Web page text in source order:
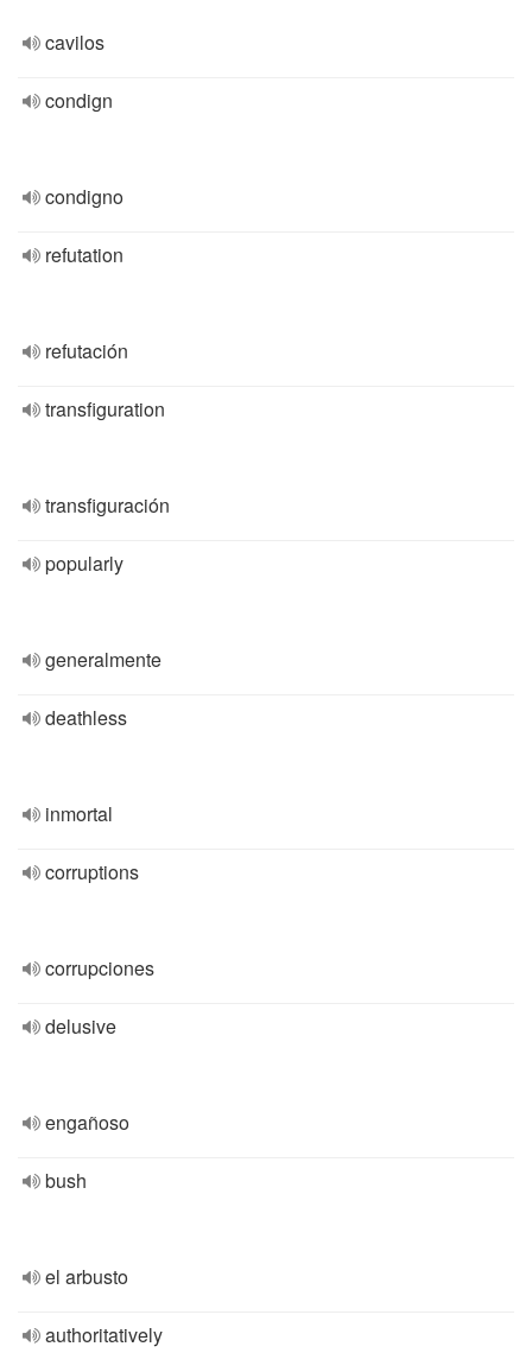
cavilos
condign
condigno
refutation
refutación
transfiguration
transfiguración
popularly
generalmente
deathless
inmortal
corruptions
corrupciones
delusive
engañoso
bush
el arbusto
authoritatively